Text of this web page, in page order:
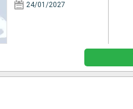
24/01/2027